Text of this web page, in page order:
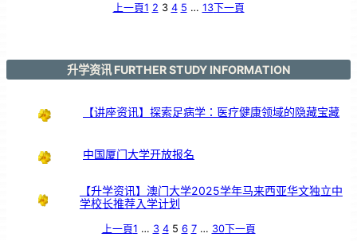
上一頁1 2 3 4 5 … 13下一頁
升学资讯 FURTHER STUDY INFORMATION
【讲座资讯】探索足病学：医疗健康领域的隐藏宝藏
中国厦门大学开放报名
【升学资讯】澳门大学2025学年马来西亚华文独立中
学校长推荐入学计划
上一頁1 … 3 4 5 6 7 … 30下一頁